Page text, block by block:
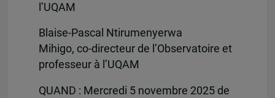
l’UQAM
Blaise-Pascal Ntirumenyerwa
Mihigo, co-directeur de l’Observatoire et
professeur à l’UQAM
QUAND : Mercredi 5 novembre 2025 de